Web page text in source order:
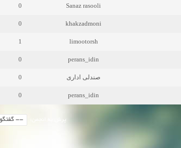
Sanaz rasooli
0
khakzadmoni
0
limootorsh
1
perans_idin
0
صندلی اداری 0
perans_idin
0
پرش به انجمن: